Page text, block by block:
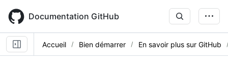
main
content
Documentation GitHub
Accueil Bien démarrer En savoir plus sur GitHub